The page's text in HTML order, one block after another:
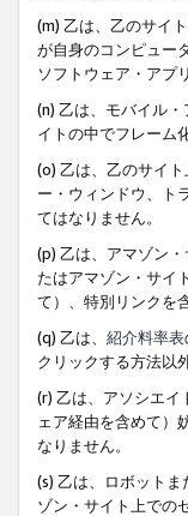
(m) 乙は、乙のサイ
が自身のコンピュー
ソフトウェア・アプ
(n) 乙は、モバイル
イトの中でフレーム
(o) 乙は、乙のサイ
ー・ウィンドウ、ト
てはなりません。
(p) 乙は、アマゾン
たはアマゾン・サイ
て）、特別リンクを
(q) 乙は、 紹介料率表
クリックする方法以
(r) 乙は、アソシエイ
ェア経由を含めて）
なりません。
(s) 乙は、ロボット
ゾン・サイト上での